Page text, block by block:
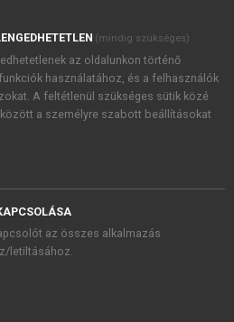
foglaltakat tudomásul
feltételeket, valamint a szotar.netés a
foglaltakat
elfogadom.
(mindig szükséges)
az oldalunkon történő
használatához, és a felhasználók
A feltétlenül szükséges sütik közé
a személyre szabott beállításokat
az összes alkalmazás
letiltásához.